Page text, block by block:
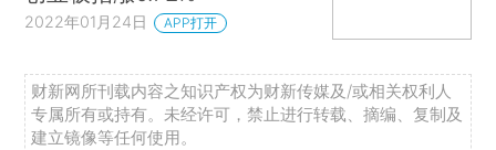
2022年01月24日 APP打开
财新网所刊载内容之知识产权为财新传媒及/或相关权利人
专属所有或持有。未经许可，禁止进行转载、摘编、复制及
建立镜像等任何使用。